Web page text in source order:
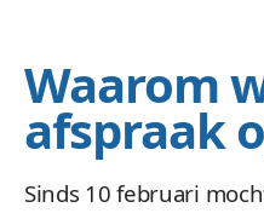
Waarom
afspraak
Sinds 10 februari